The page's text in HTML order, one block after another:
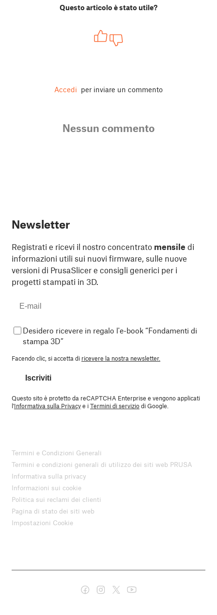
Questo articolo è stato utile?
Accedi per inviare un commento
Nessun commento
Newsletter
Registrati e ricevi il nostro concentrato mensile di
informazioni utili sui nuovi firmware, sulle nuove
versioni di PrusaSlicer e consigli generici per i
progetti stampati in 3D.
Desidero ricevere in regalo l'e-book “Fondamenti di
stampa 3D”
Facendo clic, si accetta di ricevere la nostra newsletter.
Iscriviti
Questo sito è protetto da reCAPTCHA Enterprise e vengono applicati
l'Informativa sulla Privacye iTermini di serviziodi Google.
Termini e Condizioni Generali
Termini e condizioni generali di utilizzo dei siti web PRUSA
Informativa sulla privacy
Informazioni sui cookie
Politica sui reclami dei clienti
Pagina di stato dei siti web
Impostazioni Cookie